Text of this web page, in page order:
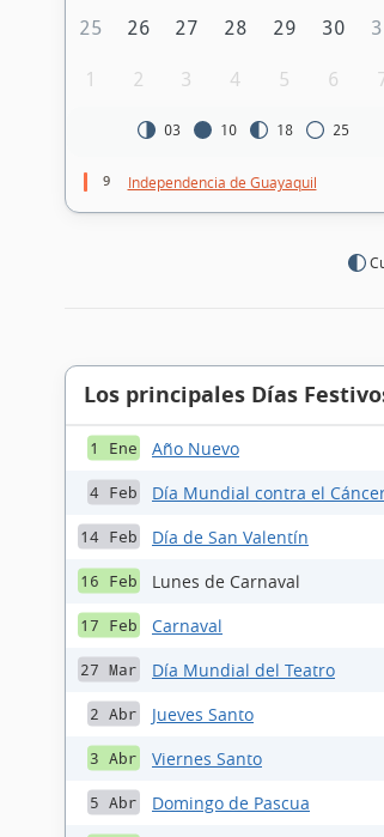
25 26 27 28 29 30
1 2 3 4 5 6
03 10 18 25
9 Independencia de Guayaquil
Los principales Días
1 Ene Año Nuevo
4 Feb Día Mundial contra el
14 Feb Día de San Valentín
16 Feb Lunes de Carnaval
17 Feb Carnaval
27 Mar Día Mundial del Teatro
2 Abr Jueves Santo
3 Abr Viernes Santo
5 Abr Domingo de Pascua